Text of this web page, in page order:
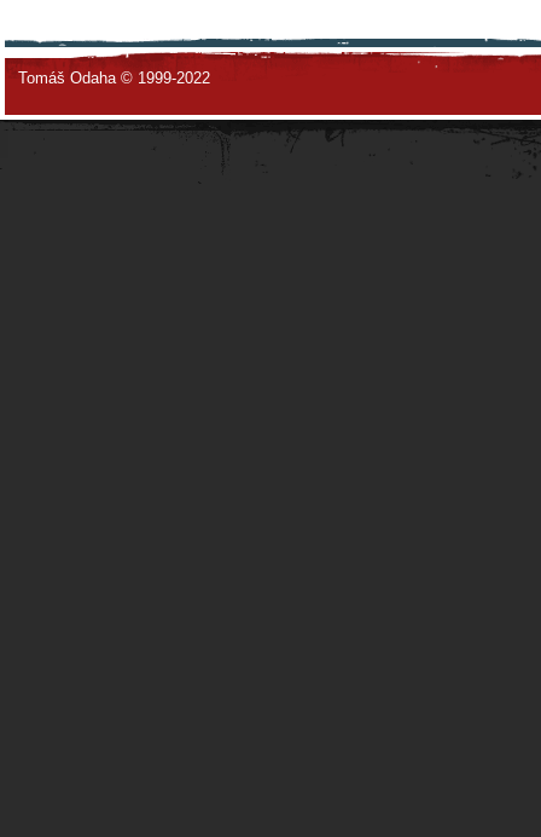
Tomáš Odaha © 1999-2022